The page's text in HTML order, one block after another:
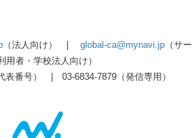
（法人向け） | global-ca@mynavi.jp （サー
用者・学校法人向け）
表番号） | 03-6834-7879（発信専用）